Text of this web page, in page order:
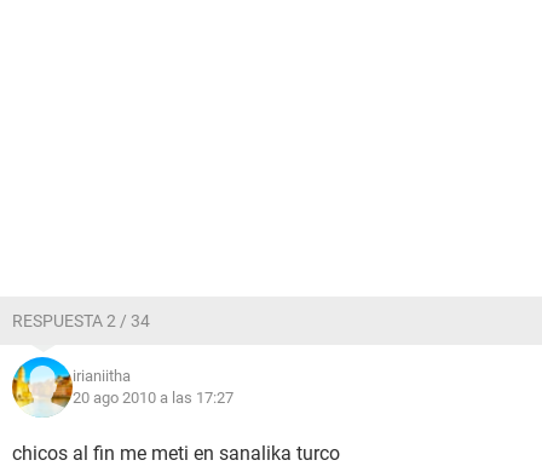
RESPUESTA 2 / 34
irianiitha
20 ago 2010 a las 17:27
chicos al fin me meti en sanalika turco